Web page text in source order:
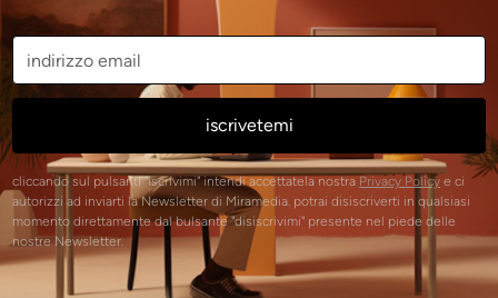
cliccando sul pulsanti "iscrivimi" intendi accettatela nostra Privacy Policy e ci
autorizzi ad inviarti la Newsletter di Miramedia. potrai disiscriverti in qualsiasi
momento direttamente dal bulsante "disiscrivimi" presente nel piede delle
nostre Newsletter.